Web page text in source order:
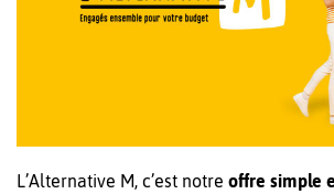
L’Alternative M, c’est notre offre simple